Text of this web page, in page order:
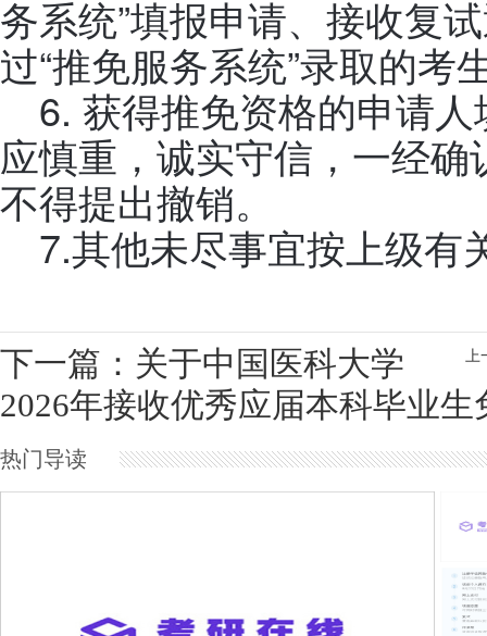
务系统”填报申请、接收复
过“推免服务系统”录取的考
6. 获得推免资格的申请
应慎重，诚实守信，一经
不得提出撤销。
7.其他未尽事宜按上级有
上
下一篇：关于中国医科大学
2026年接收优秀应届本科毕业
热门导读